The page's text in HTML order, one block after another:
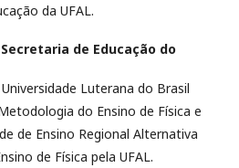
da UFAL.
Secretaria de Educação do
Luterana do Brasil
do Ensino de Física e
de Ensino Regional Alternativa
de Física pela UFAL.